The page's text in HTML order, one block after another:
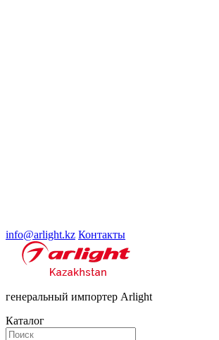
info@arlight.kz Контакты
генеральный импортер Arlight
Каталог